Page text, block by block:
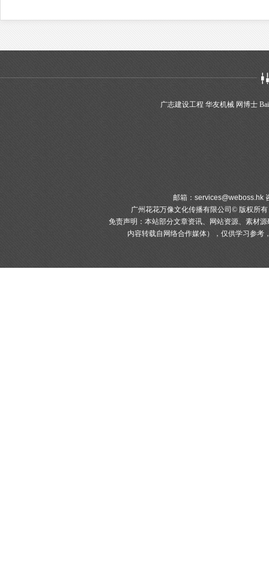
广志建设工程 华友机械 网博士
邮箱： services@weboss.hk
广州花花万像文化传播有限公司© 版权所有
免责声明：本站部分文章资讯、网站资源、素材
内容转载自网络合作媒体），仅供学习参